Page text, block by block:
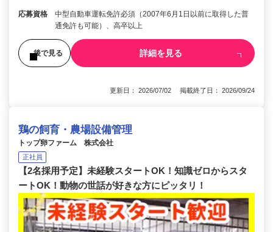
応募資格
中型自動車運転免許必須（2007年6月1日以前に取得した普
通免許も可能）、高卒以上
後で見る 詳細を見る
更新日： 2026/07/02 掲載終了日： 2026/09/24
鶏の飼育・農場設備管理
トップ卵ファーム 株式会社
正社員
【2名採用予定】未経験スタートOK！知識ゼロからスタ
ートOK！動物の世話が好きな方にピッタリ！